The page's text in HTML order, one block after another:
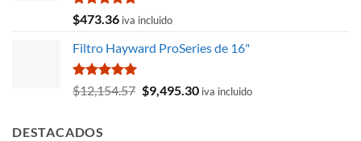
Valorado
con
de 5
$473.36 iva incluido
Filtro Hayward ProSeries de 16"
Valorado
con
$12,154.57 El
$9,495.30Eliva incluido
DESTACADOS